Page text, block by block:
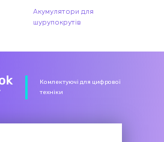
Акумулятори для
шурупокрутів
Комлектуючі для цифрової
техніки